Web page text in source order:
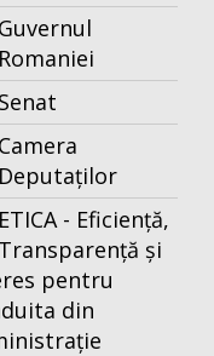
Guvernul
Romaniei
Senat
Camera
Deputaților
ETICA - Eficiență,
Transparență și
pentru
din